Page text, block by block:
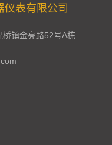
表有限公司
镇金亮路52号A栋